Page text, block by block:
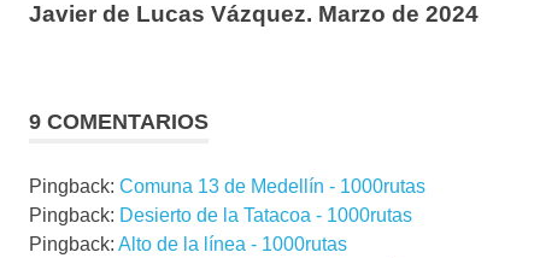
Javier de Lucas Vázquez. Marzo de 2024
9 COMENTARIOS
Pingback: Comuna 13 de Medellín - 1000rutas
Pingback: Desierto de la Tatacoa - 1000rutas
Pingback: Alto de la línea - 1000rutas